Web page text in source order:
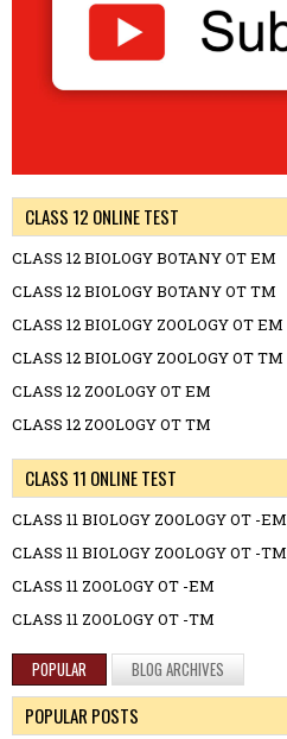
CLASS 12 ONLINE TEST
CLASS 12 BIOLOGY BOTANY OT EM
CLASS 12 BIOLOGY BOTANY OT TM
CLASS 12 BIOLOGY ZOOLOGY OT EM
CLASS 12 BIOLOGY ZOOLOGY OT TM
CLASS 12 ZOOLOGY OT EM
CLASS 12 ZOOLOGY OT TM
CLASS 11 ONLINE TEST
CLASS 11 BIOLOGY ZOOLOGY OT -EM
CLASS 11 BIOLOGY ZOOLOGY OT -TM
CLASS 11 ZOOLOGY OT -EM
CLASS 11 ZOOLOGY OT -TM
POPULAR BLOG ARCHIVES
POPULAR POSTS